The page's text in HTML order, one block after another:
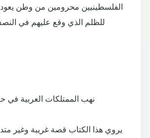
الفلسطينيين محرومين من وطن
للظلم الذي وقع عليهم في
نهب الممتلكات العربية في حرب 1948 –
يروي هذا الكتاب قصة غريبة وغير